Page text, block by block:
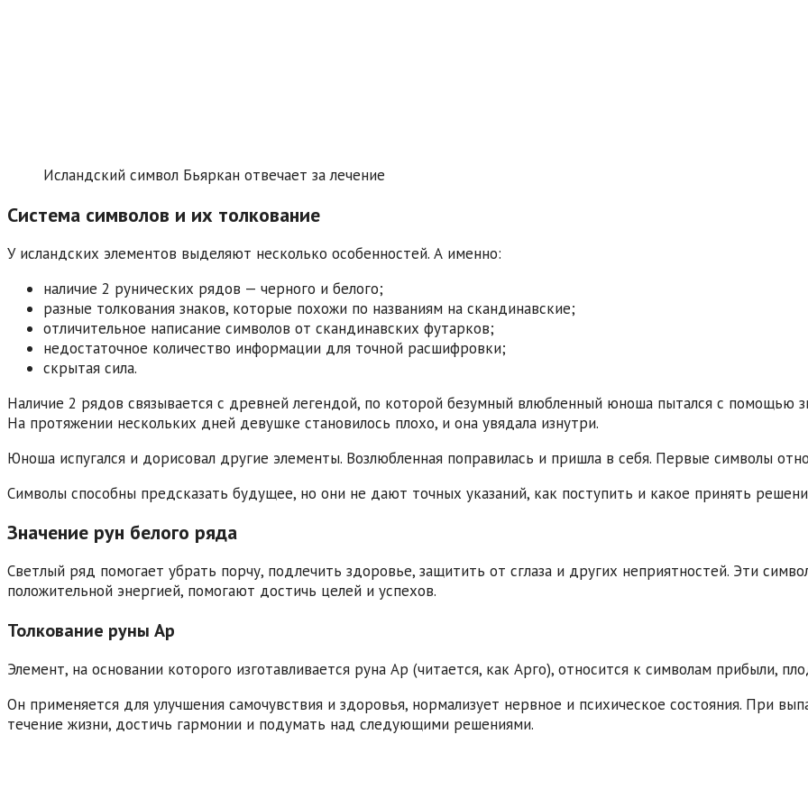
Исландский символ Бьяркан отвечает за лечение
Система символов и их толкование
У исландских элементов выделяют несколько особенностей. А именно:
наличие 2 рунических рядов — черного и белого;
разные толкования знаков, которые похожи по названиям на скандинавские;
отличительное написание символов от скандинавских футарков;
недостаточное количество информации для точной расшифровки;
скрытая сила.
Наличие 2 рядов связывается с древней легендой, по которой безумный влюбленный юноша пытался с помощью
На протяжении нескольких дней девушке становилось плохо, и она увядала изнутри.
Юноша испугался и дорисовал другие элементы. Возлюбленная поправилась и пришла в себя. Первые символы
Символы способны предсказать будущее, но они не дают точных указаний, как поступить и какое принять
Значение рун белого ряда
Светлый ряд помогает убрать порчу, подлечить здоровье, защитить от сглаза и других неприятностей. Эти
положительной энергией, помогают достичь целей и успехов.
Толкование руны Ар
Элемент, на основании которого изготавливается руна Ар (читается, как Арго), относится к символам прибыли,
Он применяется для улучшения самочувствия и здоровья, нормализует нервное и психическое состояния. При
течение жизни, достичь гармонии и подумать над следующими решениями.